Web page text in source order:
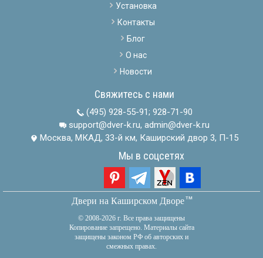
Установка
Контакты
Блог
О нас
Новости
Свяжитесь с нами
(495) 928-55-91; 928-71-90
support@dver-k.ru, admin@dver-k.ru
Москва, МКАД, 33-й км, Каширский двор 3, П-15
Мы в соцсетях
Двери на Каширском Дворетм
© 2008-2026 г. Все права защищены
Копирование запрещено. Материалы сайта
защищены законом РФ об авторских и
смежных правах.